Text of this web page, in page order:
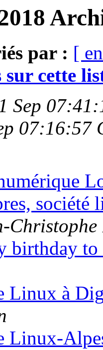
par : [
cette
Sep
07:16:57
Christophe
birthday
Linux à
Linux-